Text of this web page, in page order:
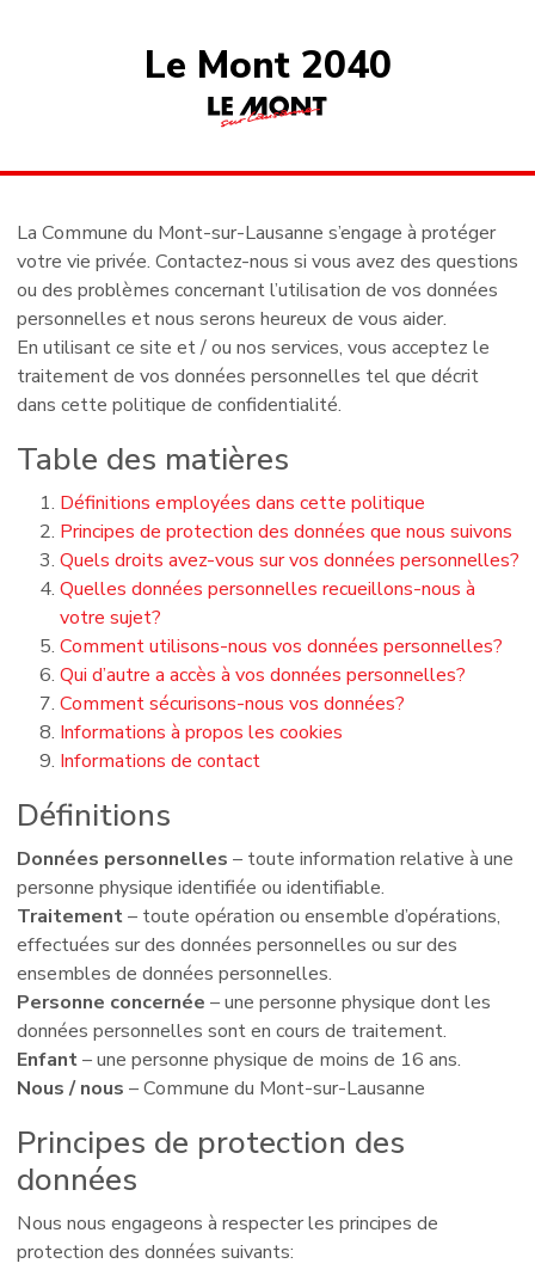
Le Mont 2040
La Commune du Mont-sur-Lausanne s’engage à protéger
votre vie privée. Contactez-nous si vous avez des questions
ou des problèmes concernant l’utilisation de vos données
personnelles et nous serons heureux de vous aider.
En utilisant ce site et / ou nos services, vous acceptez le
traitement de vos données personnelles tel que décrit
dans cette politique de confidentialité.
Table des matières
Définitions employées dans cette politique
Principes de protection des données que nous suivons
Quels droits avez-vous sur vos données personnelles?
Quelles données personnelles recueillons-nous à
votre sujet?
Comment utilisons-nous vos données personnelles?
Qui d’autre a accès à vos données personnelles?
Comment sécurisons-nous vos données?
Informations à propos les cookies
Informations de contact
Définitions
Données personnelles – toute information relative à une
personne physique identifiée ou identifiable.
Traitement– toute opération ou ensemble d’opérations,
effectuées sur des données personnelles ou sur des
ensembles de données personnelles.
Personne concernée – une personne physique dont les
données personnelles sont en cours de traitement.
Enfant– une personne physique de moins de 16 ans.
Nous / nous – Commune du Mont-sur-Lausanne
Principes de protection des
données
Nous nous engageons à respecter les principes de
protection des données suivants: